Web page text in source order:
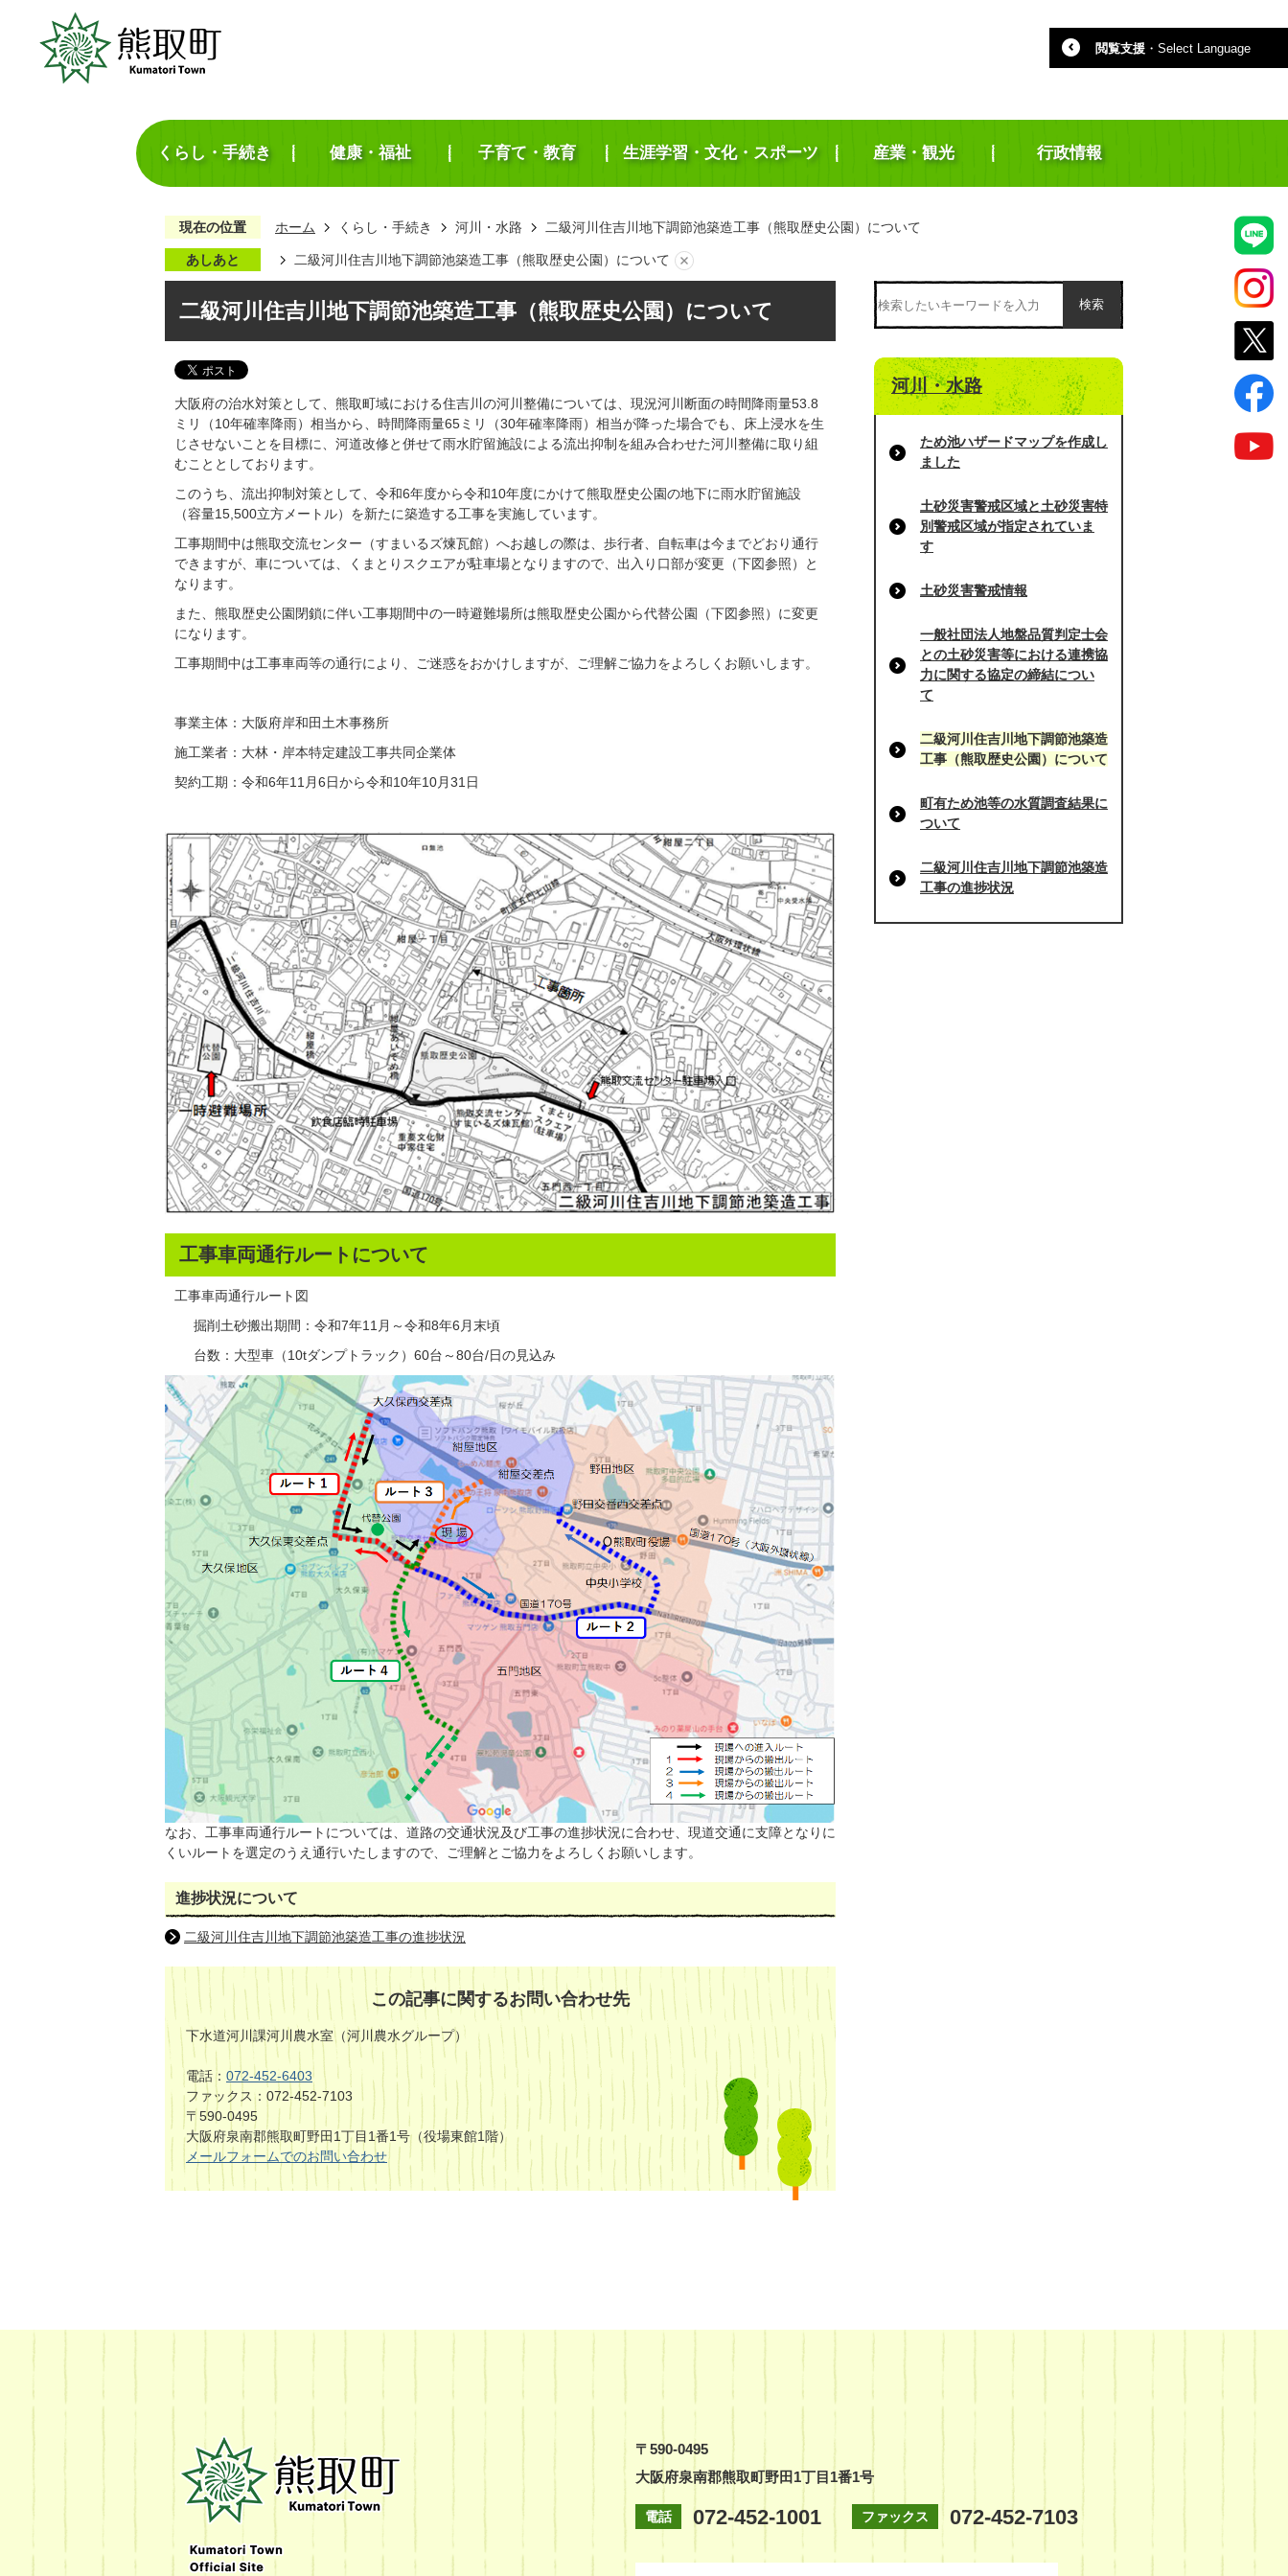
閲覧支援 ・ Select Language
くらし・手続き 健康・福祉 子育て・教育 生涯学習・文化・スポーツ 産業・観光 行政情報
現在の位置 ホーム くらし・手続き 河川・水路 二級河川住吉川地下調節池築造工事（熊取歴史公園）について
あしあと 二級河川住吉川地下調節池築造工事（熊取歴史公園）について
二級河川住吉川地下調節池築造工事（熊取歴史公園）について
大阪府の治水対策として、熊取町域における住吉川の河川整備については、現況河川断面の時間降雨量53.8
ミリ（10年確率降雨）相当から、時間降雨量65ミリ（30年確率降雨）相当が降った場合でも、床上浸水を生
じさせないことを目標に、河道改修と併せて雨水貯留施設による流出抑制を組み合わせた河川整備に取り組
むこととしております。
このうち、流出抑制対策として、令和6年度から令和10年度にかけて熊取歴史公園の地下に雨水貯留施設
（容量15,500立方メートル）を新たに築造する工事を実施しています。
工事期間中は熊取交流センター（すまいるズ煉瓦館）へお越しの際は、歩行者、自転車は今までどおり通行
できますが、車については、くまとりスクエアが駐車場となりますので、出入り口部が変更（下図参照）と
なります。
また、熊取歴史公園閉鎖に伴い工事期間中の一時避難場所は熊取歴史公園から代替公園（下図参照）に変更
になります。
工事期間中は工事車両等の通行により、ご迷惑をおかけしますが、ご理解ご協力をよろしくお願いします。
事業主体：大阪府岸和田土木事務所
施工業者：大林・岸本特定建設工事共同企業体
契約工期：令和6年11月6日から令和10年10月31日
工事車両通行ルートについて
工事車両通行ルート図
掘削土砂搬出期間：令和7年11月～令和8年6月末頃
台数：大型車（10tダンプトラック）60台～80台/日の見込み
なお、工事車両通行ルートについては、道路の交通状況及び工事の進捗状況に合わせ、現道交通に支障となりに
くいルートを選定のうえ通行いたしますので、ご理解とご協力をよろしくお願いします。
進捗状況について
二級河川住吉川地下調節池築造工事の進捗状況
この記事に関するお問い合わせ先
下水道河川課河川農水室（河川農水グループ）
電話： 072-452-6403
ファックス：072-452-7103
〒590-0495
大阪府泉南郡熊取町野田1丁目1番1号（役場東館1階）
メールフォームでのお問い合わせ
検索
河川・水路
ため池ハザードマップを作成し
ました
土砂災害警戒区域と土砂災害特
別警戒区域が指定されていま
す
土砂災害警戒情報
一般社団法人地盤品質判定士会
との土砂災害等における連携協
力に関する協定の締結につい
て
二級河川住吉川地下調節池築造
工事（熊取歴史公園）について
町有ため池等の水質調査結果に
ついて
二級河川住吉川地下調節池築造
工事の進捗状況
町
Kumatori
Town
Official
Site
〒590-0495
大阪府泉南郡熊取町野田1丁目1番1号
電話 072-452-1001 ファックス 072-452-7103